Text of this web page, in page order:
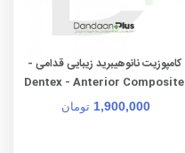
کامپوزیت نانوهیبرید زیبایی قدامی -
Dentex - Anterior Composite
1,900,000 تومان